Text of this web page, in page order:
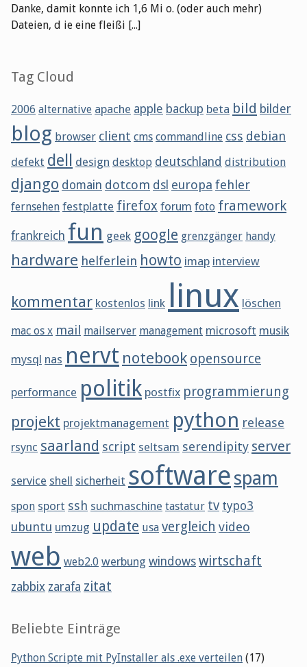
Danke, damit konnte ich 1,6 Mi o. (oder auch mehr)
Dateien, d ie eine fleißi [...]
Tag Cloud
2006 alternative apache apple backup beta bild bilder
blog browser client cms commandline css debian
defekt dell design desktop deutschland distribution
django domain dotcom dsl europa fehler
fernsehen festplatte firefox forum foto framework
frankreich fun geek google grenzgänger handy
hardware helferlein howto imap interview
kommentar kostenlos link linux löschen
mac os x mail mailserver management microsoft musik
mysql nas nervt notebook opensource
performance politik postfix programmierung
projekt projektmanagement python release
rsync saarland script seltsam serendipity server
service shell sicherheit softwarespam
spon sport ssh suchmaschine tastatur tv typo3
ubuntu umzug update usa vergleich video
web web2.0 werbung windows wirtschaft
zabbix zarafa zitat
Beliebte Einträge
Python Scripte mit PyInstaller als .exe verteilen (17)